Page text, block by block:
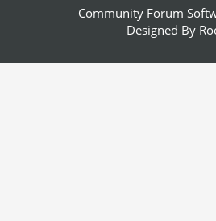
Community Forum
Designed By